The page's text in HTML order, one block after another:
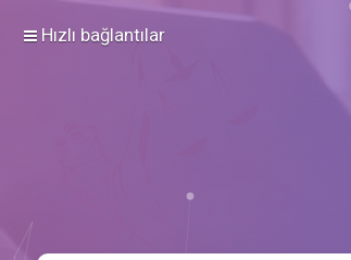
Hızlı bağlantılar